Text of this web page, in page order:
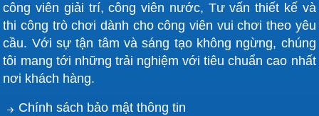
công viên giải trí, công viên nước, Tư vấn thiết kế và
thi công trò chơi dành cho công viên vui chơi theo yêu
cầu. Với sự tận tâm và sáng tạo không ngừng, chúng
tôi mang tới những trải nghiệm với tiêu chuẩn cao nhất
nơi khách hàng.
Chính sách bảo mật thông tin